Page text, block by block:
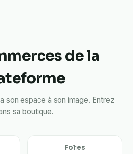
de la
son espace à son image. Entrez
sa boutique.
Folies